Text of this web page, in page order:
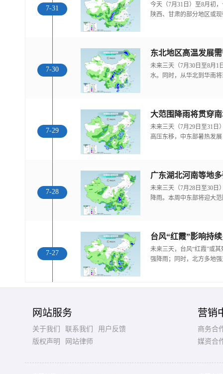
7-31
今天（7月31日）至8月初
陕西、甘肃的部分地区或
7-30
东北地区高温发展
未来三天（7月30日至8月1
水。同时，从华北到华南
7-29
大范围降雨将贯穿
未来三天（7月29日至31日
高压东移，中东部暑热发
7-28
广东湖北河南等地
未来三天（7月28日至30日
降雨。本周中东部将迎大
7-27
未来三天，台风“红霞”或
强降雨；同时，北方多地
网站服务
关于我们 联系我们
用户反馈
版权声明
网站律师
营销
商务合
媒资合